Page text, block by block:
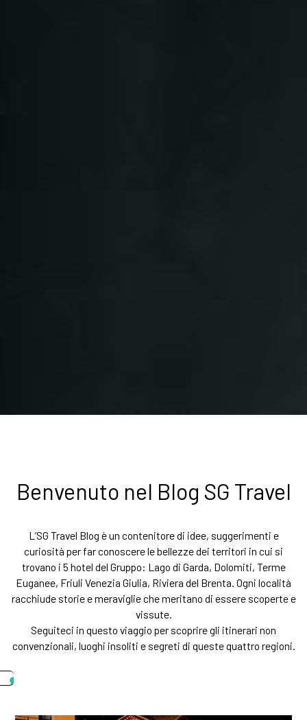
Benvenuto nel Blog SG Travel
L’SG Travel Blog è un contenitore di idee, suggerimenti e
curiosità per far conoscere le bellezze dei territori in cui si
trovano i 5 hotel del Gruppo: Lago di Garda, Dolomiti, Terme
Euganee, Friuli Venezia Giulia, Riviera del Brenta. Ogni località
racchiude storie e meraviglie che meritano di essere scoperte e
vissute.
Seguiteci in questo viaggio per scoprire gli itinerari non
convenzionali, luoghi insoliti e segreti di queste quattro regioni.